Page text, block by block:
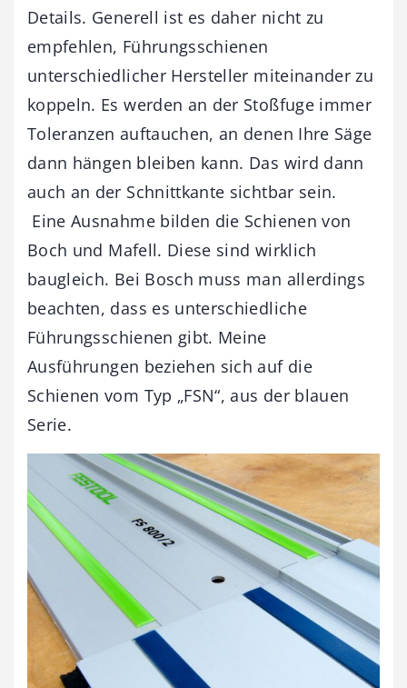
Details. Generell ist es daher nicht zu
empfehlen, Führungsschienen
unterschiedlicher Hersteller miteinander zu
koppeln. Es werden an der Stoßfuge immer
Toleranzen auftauchen, an denen Ihre Säge
dann hängen bleiben kann. Das wird dann
auch an der Schnittkante sichtbar sein.
Eine Ausnahme bilden die Schienen von
Boch und Mafell. Diese sind wirklich
baugleich. Bei Bosch muss man allerdings
beachten, dass es unterschiedliche
Führungsschienen gibt. Meine
Ausführungen beziehen sich auf die
Schienen vom Typ „FSN“, aus der blauen
Serie.